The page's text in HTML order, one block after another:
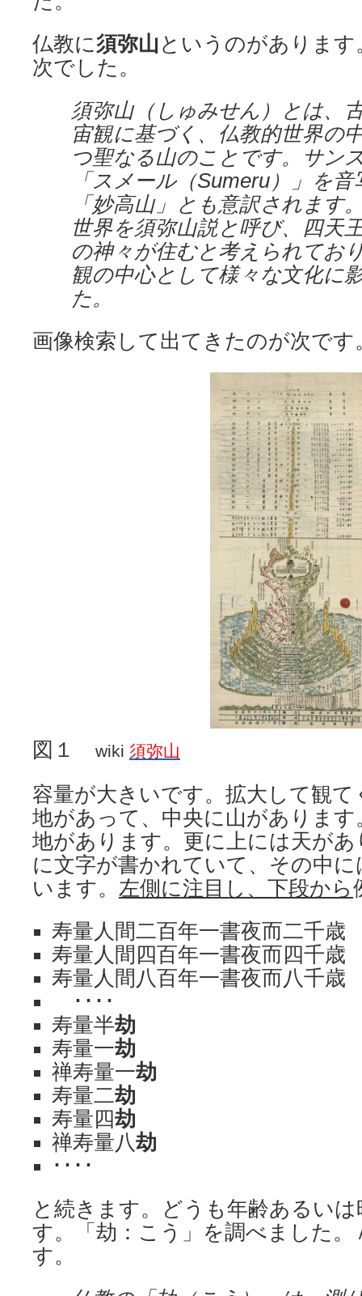
仏教に須弥山というのがありま
次でした。
須弥山（しゅみせん）とは、
宙観に基づく、仏教的世界の
つ聖なる山のことです。サン
「スメール（Sumeru）」を
「妙高山」とも意訳されます
世界を須弥山説と呼び、四天
の神々が住むと考えられてお
観の中心として様々な文化に
た。
画像検索して出てきたのが次です
図１ wiki 須弥山
容量が大きいです。拡大して観
地があって、中央に山がありま
地があります。更に上には天が
に文字が書かれていて、その中に
います。 左側に注目し、下段から
寿量人間二百年一書夜而二千歳
寿量人間四百年一書夜而四千歳
寿量人間八百年一書夜而八千歳
････
寿量半劫
寿量一劫
禅寿量一劫
寿量二劫
寿量四劫
禅寿量八劫
････
と続きます。どうも年齢あるい
す。「劫：こう」を調べました。
す。